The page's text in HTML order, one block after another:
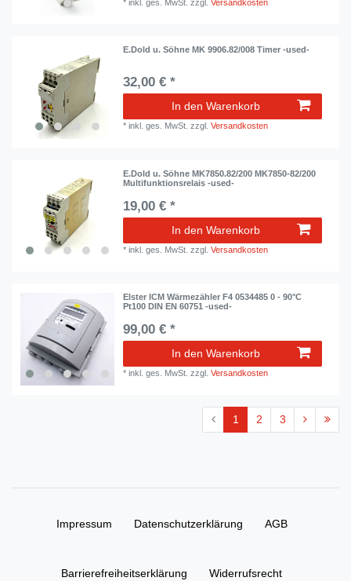
*inkl. ges. MwSt. zzgl.Versandkosten
E.Dold u. Söhne MK 9906.82/008 Timer -used-
32,00 € *
In den Warenkorb
*inkl. ges. MwSt. zzgl.Versandkosten
E.Dold u. Söhne MK7850.82/200 MK7850-82/200
Multifunktionsrelais -used-
19,00 € *
In den Warenkorb
*inkl. ges. MwSt. zzgl.Versandkosten
Elster ICM Wärmezähler F4 0534485 0 - 90°C
Pt100 DIN EN 60751 -used-
99,00 € *
In den Warenkorb
*inkl. ges. MwSt. zzgl.Versandkosten
1 2 3
Impressum Daten­schutz­erklärung AGB
Barrierefreiheitserklärung Widerrufs­recht